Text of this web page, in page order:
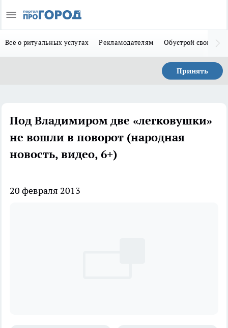
Всё о ритуальных услугах Рекламодателям Обустрой свой дом
Принять
Под Владимиром две «легковушки»
не вошли в поворот (народная
новость, видео, 6+)
20 февраля 2013